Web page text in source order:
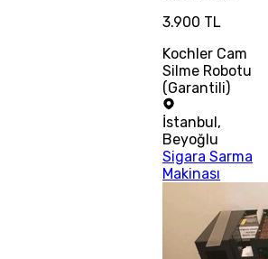
3.900 TL
Kochler Cam
Silme Robotu
(Garantili)
İstanbul,
Beyoğlu
Sigara Sarma
Makinası